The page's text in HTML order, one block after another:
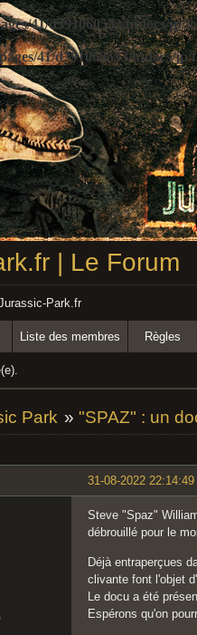
41/d391060533/htdocs/
41/d391060533/htdocs/
| Le Forum
Park.fr
Liste des membres Règles
Park »"SPAZ" : un
31-08-2022 22:14:49
Steve "Spaz"
débrouillé pour le
Déjà entraperçues
clivante font l'objet
Le docu a été
Espérons qu'on